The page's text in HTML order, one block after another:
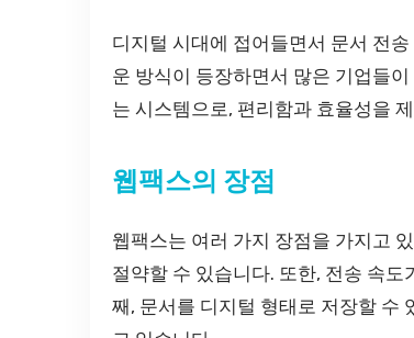
디지털 시대에 접어들면서 문서 전
운 방식이 등장하면서 많은 기업들
는 시스템으로, 편리함과 효율성을
웹팩스의 장점
웹팩스는 여러 가지 장점을 가지고
절약할 수 있습니다. 또한, 전송 속
째, 문서를 디지털 형태로 저장할 수